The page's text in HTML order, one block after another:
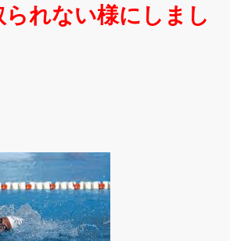
られない様にしまし